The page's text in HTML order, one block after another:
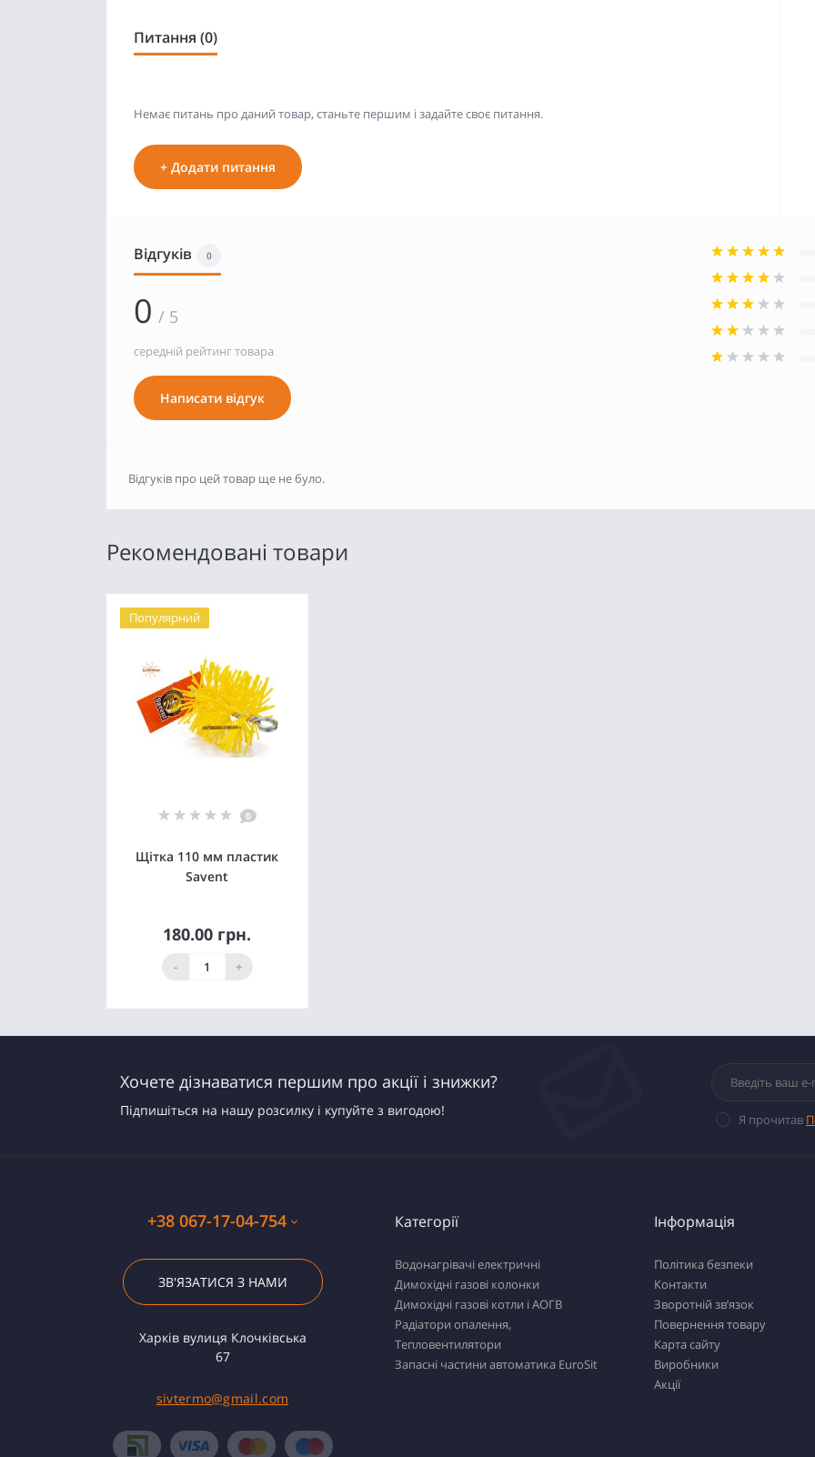
Питання (0)
Немає питань про даний товар, станьте першим і задайте своє питання.
+ Додати питання
Відгуків 0
0 / 5
середній рейтинг товара
Написати відгук
Відгуків про цей товар ще не було.
Рекомендовані товари
Популярний
0
Щітка 110 мм пластик
Savent
180.00 грн.
- +
Купити
Хочете дізнаватися першим про акції і знижки?
Підпишіться на нашу розсилку і купуйте з вигодою!
Я прочитав
+38 067-17-04-754
ЗВ'ЯЗАТИСЯ З НАМИ
Харків вулиця Клочківська
67
sivtermo@gmail.com
Категорії
Водонагрівачі електричні
Димохідні газові колонки
Димохідні газові котли і АОГВ
Радіатори опалення,
Тепловентилятори
Запасні частини автоматика EuroSit
Інформація
Політика безпеки
Контакти
Зворотній зв’язок
Повернення товару
Карта сайту
Виробники
Акції